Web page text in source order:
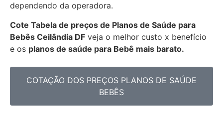
dependendo da operadora.
Cote Tabela de preços de Planos de Saúde para
Bebês Ceilândia DF veja o melhor custo x benefício
e os planos de saúde para Bebê mais barato.
COTAÇÃO DOS PREÇOS PLANOS DE SAÚDE
BEBÊS